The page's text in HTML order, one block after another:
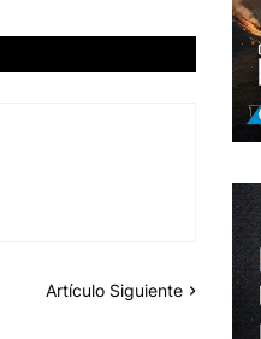
Artículo Siguiente